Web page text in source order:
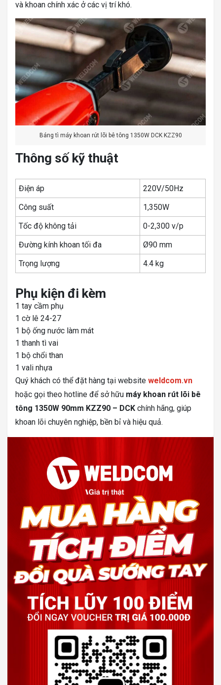
và khoan chính xác ở các vị trí khó.
Báng tì máy khoan rút lõi bê tông 1350W DCK KZZ90
Thông số kỹ thuật
Điện áp
220V/50Hz
Công suất
1,350W
Tốc độ không tải
0-2,300 v/p
Đường kính khoan tối đa
Ø90 mm
Trọng lượng
4.4 kg
Phụ kiện đi kèm
1 tay cầm phụ
1 cờ lê 24-27
1 bộ ống nước làm mát
1 thanh tì vai
1 bộ chổi than
1 vali nhựa
Quý khách có thể đặt hàng tại website weldcom.vn
hoặc gọi theo hotline để sở hữu máy khoan rút lõi bê
tông 1350W 90mm KZZ90 – DCK chính hãng, giúp
khoan lõi chuyên nghiệp, bền bỉ và hiệu quả.